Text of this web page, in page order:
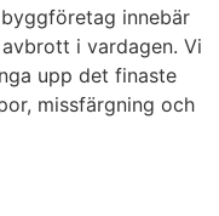
innebär
i vardagen. Vi
upp det finaste
missfärgning och